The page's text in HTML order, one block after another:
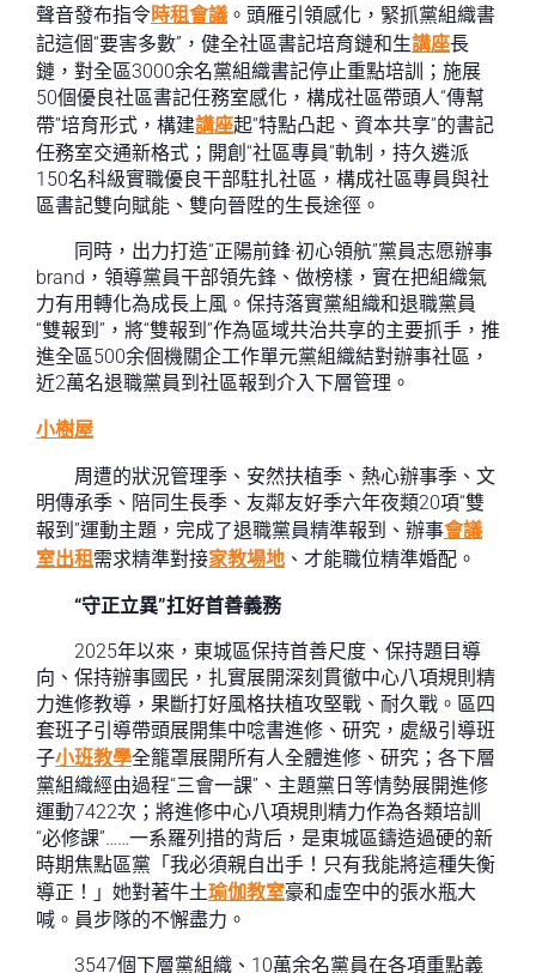
聲音發布指令時租會議 。頭雁引領感化，緊抓黨組織書
記這個“要害多數”，健全社區書記培育鏈和生講座長
鏈，對全區3000余名黨組織書記停止重點培訓；施展
50個優良社區書記任務室感化，構成社區帶頭人“傳幫
帶”培育形式，構建講座起“特點凸起、資本共享”的書記
任務室交通新格式；開創“社區專員”軌制，持久遴派
150名科級實職優良干部駐扎社區，構成社區專員與社
區書記雙向賦能、雙向晉陞的生長途徑。
同時，出力打造“正陽前鋒·初心領航”黨員志愿辦事
brand，領導黨員干部領先鋒、做榜樣，實在把組織氣
力有用轉化為成長上風。保持落實黨組織和退職黨員
“雙報到”，將“雙報到”作為區域共治共享的主要抓手，推
進全區500余個機關企工作單元黨組織結對辦事社區，
近2萬名退職黨員到社區報到介入下層管理。
小樹屋
周遭的狀況管理季、安然扶植季、熱心辦事季、文
明傳承季、陪同生長季、友鄰友好季六年夜類20項“雙
報到”運動主題，完成了退職黨員精準報到、辦事會議
室出租需求精準對接家教場地 、才能職位精準婚配。
“守正立異”扛好首善義務
2025年以來，東城區保持首善尺度、保持題目導
向、保持辦事國民，扎實展開深刻貫徹中心八項規則精
力進修教導，果斷打好風格扶植攻堅戰、耐久戰。區四
套班子引導帶頭展開集中唸書進修、研究，處級引導班
子小班教學全籠罩展開所有人全體進修、研究；各下層
黨組織經由過程“三會一課”、主題黨日等情勢展開進修
運動7422次；將進修中心八項規則精力作為各類培訓
“必修課”……一系羅列措的背后，是東城區鑄造過硬的新
時期焦點區黨「我必須親自出手！只有我能將這種失衡
導正！」她對著牛土瑜伽教室豪和虛空中的張水瓶大
喊。員步隊的不懈盡力。
3547個下層黨組織、10萬余名黨員在各項重點義